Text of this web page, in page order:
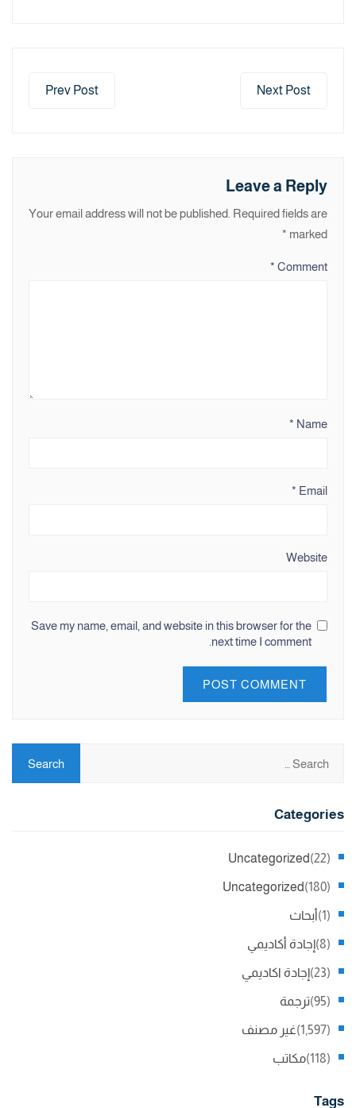
Prev Post Next Post
Leave a Reply
Your email address will not be published. Required fields are
marked
*
Comment
*
Name
*
Email
*
Website
Save my name, email, and website in this browser for the
next time I comment.
Categories
Uncategorized (22)
Uncategorized (180)
أبحاث (1)
إجادة أكاديمي (8)
إجادة اكاديمي (23)
ترجمة (95)
غير مصنف (1,597)
مكاتب (118)
Tags